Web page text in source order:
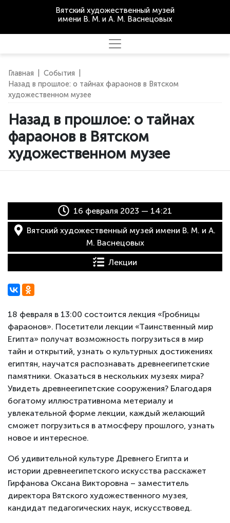
Вятский художественный музей
имени В. М. и А. М. Васнецовых
Главная События
Назад в прошлое: о тайнах фараонов в Вятском
художественном музее
Назад в прошлое: о тайнах
фараонов в Вятском
художественном музее
16 февраля 2023 — 14:21
Вятский художественный музей имени В. М. и А.
М. Васнецовых
Лекции
18 февраля в 13:00 состоится лекция «Гробницы
фараонов». Посетители лекции «Таинственный мир
Египта» получат возможность погрузиться в мир
тайн и открытий, узнать о культурных достижениях
египтян, научатся распознавать древнеегипетские
памятники. Оказаться в нескольких музеях мира?
Увидеть древнеегипетские сооружения? Благодаря
богатому иллюстративнома метериалу и
увлекательной форме лекции, каждый желающий
сможет погрузиться в атмосферу прошлого, узнать
новое и интересное.
Об удивительной культуре Древнего Египта и
истории древнеегипетского искусства расскажет
Гирфанова Оксана Викторовна – заместитель
директора Вятского художественного музея,
кандидат педагогических наук, искусствовед.